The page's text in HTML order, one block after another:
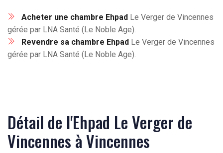
Acheter une chambre Ehpad Le Verger de Vincennes
gérée par LNA Santé (Le Noble Age).
Revendre sa chambre Ehpad Le Verger de Vincennes
gérée par LNA Santé (Le Noble Age).
Détail de l'Ehpad Le Verger de
Vincennes à Vincennes